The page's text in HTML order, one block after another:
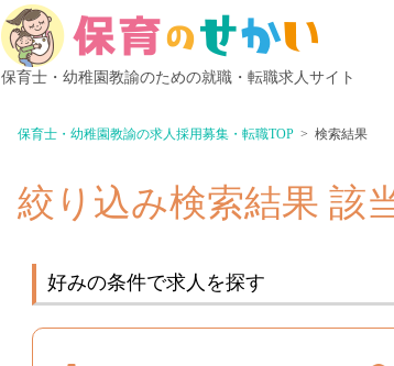
保育士・幼稚園教諭のための就職・転職求人サイト
保育士・幼稚園教諭の求人採用募集・転職TOP 検索結果
絞り込み検索結果 該
好みの条件で求人を探す